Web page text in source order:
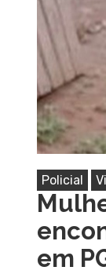
Policial
em